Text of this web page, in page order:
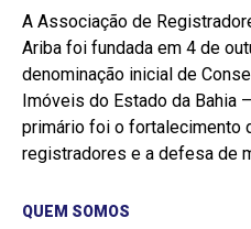
A Associação de
Ariba foi fundada em 4 de
denominação inicial de
Imóveis do Estado da Bahia
primário foi o fortalecimento
registradores e a defesa de
QUEM SOMOS